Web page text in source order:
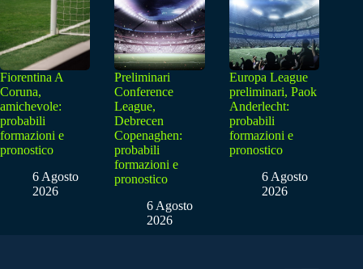
Fiorentina A
Coruna,
amichevole:
probabili
formazioni e
pronostico
6 Agosto
2026
Preliminari
Conference
League,
Debrecen
Copenaghen:
probabili
formazioni e
pronostico
6 Agosto
2026
Europa League
preliminari, Paok
Anderlecht:
probabili
formazioni e
pronostico
6 Agosto
2026